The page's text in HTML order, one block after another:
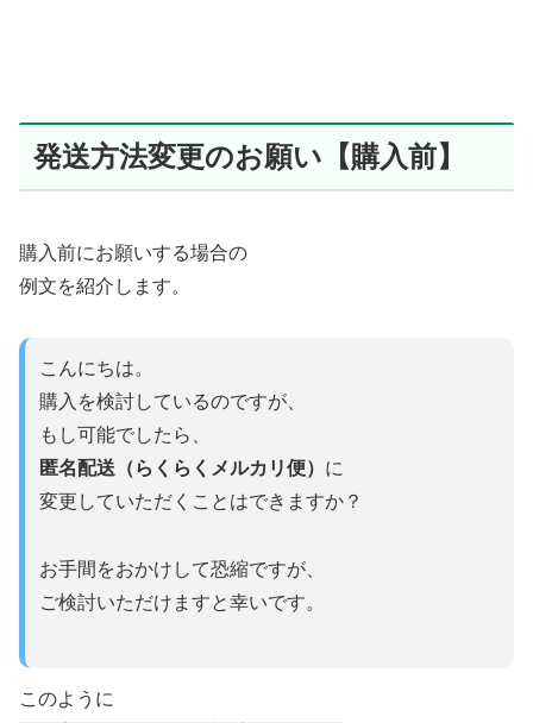
発送方法変更のお願い【購入前】
購入前にお願いする場合の
例文を紹介します。
こんにちは。
購入を検討しているのですが、
もし可能でしたら、
匿名配送（らくらくメルカリ便） に
変更していただくことはできますか？
お手間をおかけして恐縮ですが、
ご検討いただけますと幸いです。
このように